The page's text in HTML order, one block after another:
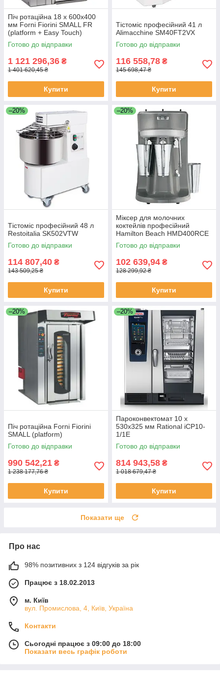
Піч ротаційна 18 х 600х400
мм Forni Fiorini SMALL FR
(platform + Easy Touch)
Готово до відправки
1 121 296,36 ₴
1 401 620,45 ₴
Купити
Тістоміс професійний 41 л
Alimacchine SM40FT2VX
Готово до відправки
116 558,78 ₴
145 698,47 ₴
Купити
–20%
Тістоміс професійний 48 л
Restoitalia SK502VTW
Готово до відправки
114 807,40 ₴
143 509,25 ₴
Купити
–20%
Міксер для молочних
коктейлів професійний
Hamilton Beach HMD400RCE
Готово до відправки
102 639,94 ₴
128 299,92 ₴
Купити
–20%
Піч ротаційна Forni Fiorini
SMALL (platform)
Готово до відправки
990 542,21 ₴
1 238 177,76 ₴
Купити
–20%
Пароконвектомат 10 х
530х325 мм Rational iCP10-
1/1E
Готово до відправки
814 943,58 ₴
1 018 679,47 ₴
Купити
Показати ще
Про нас
98% позитивних з 124 відгуків за рік
Працює з 18.02.2013
м. Київ
вул. Промислова, 4, Київ, Україна
Контакти
Сьогодні працює з 09:00 до 18:00
Показати весь графік роботи